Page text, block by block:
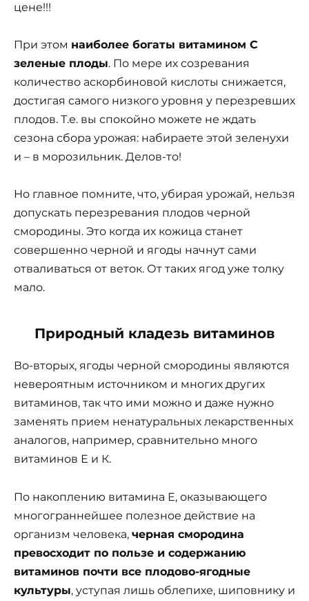
цене!!!
При этом наиболее богаты витамином С
зеленые плоды. По мере их созревания
количество аскорбиновой кислоты снижается,
достигая самого низкого уровня у перезревших
плодов. Т.е. вы спокойно можете не ждать
сезона сбора урожая: набираете этой зеленухи
и – в морозильник. Делов-то!
Но главное помните, что, убирая урожай, нельзя
допускать пере­зревания плодов черной
смородины. Это когда их кожица станет
совершенно черной и ягоды начнут сами
отваливаться от веток. От таких ягод уже толку
мало.
Природный кладезь витаминов
Во-вторых, ягоды черной смородины являются
невероятным источником и многих других
витаминов, так что ими можно и даже нужно
заменять прием ненатуральных лекарственных
аналогов, например, сравни­тельно много
витаминов Е и К.
По накоплению витамина Е, оказывающего
многограннейшее полезное действие на
организм человека, черная сморо­дина
превосходит по пользе и содержанию
витаминов почти все плодово-ягодные
культуры, уступая лишь обле­пихе, шиповнику и